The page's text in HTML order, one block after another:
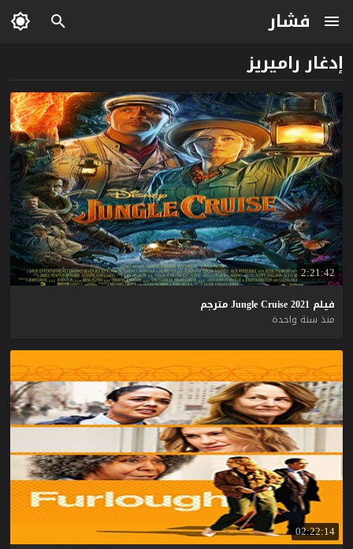
فشار
إدغار راميريز
2:21:42
فيلم Jungle Cruise 2021
مترجم
منذ سنة واحدة
02:22:14